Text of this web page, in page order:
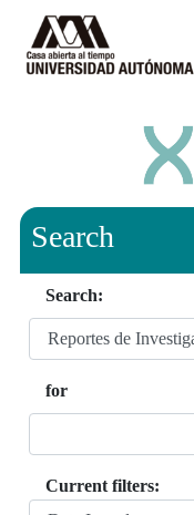
Search
Search:
for
Current filters: